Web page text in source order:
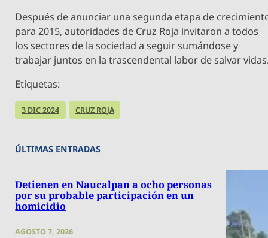
Después de anunciar una segunda etapa de
para 2015, autoridades de Cruz Roja invitaron a todos
los sectores de la sociedad a seguir sumándose y
trabajar juntos en la trascendental labor de salvar
Etiquetas:
3 DIC 2024 CRUZ ROJA
ÚLTIMAS ENTRADAS
Detienen en Naucalpan a ocho personas
por su probable participación en un
homicidio
AGOSTO 7, 2026